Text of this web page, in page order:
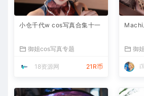
小仓千代w cos写真合集十一
御姐cos写真专题
18资源网 21R币
Machi
御
i